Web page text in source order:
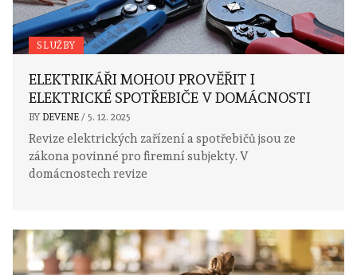
SLUŽBY
ELEKTRIKÁŘI MOHOU PROVĚŘIT I
ELEKTRICKÉ SPOTŘEBIČE V DOMÁCNOSTI
BY DEVENE / 5. 12. 2025
Revize elektrických zařízení a spotřebičů jsou ze
zákona povinné pro firemní subjekty. V
domácnostech revize